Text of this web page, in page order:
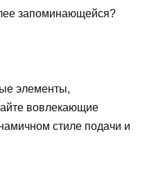
запоминающейся?
элементы,
вовлекающие
стиле подачи и